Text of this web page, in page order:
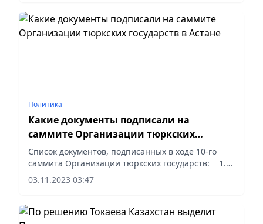
Политика
Какие документы подписали на
саммите Организации тюркских
государств в Астане
Список документов, подписанных в ходе 10-го
саммита Организации тюркских государств: 1.
Астанинский Акт. 2. Декларация 10-го Саммита
Организации тюркских государств. 3. Решение
03.11.2023 03:47